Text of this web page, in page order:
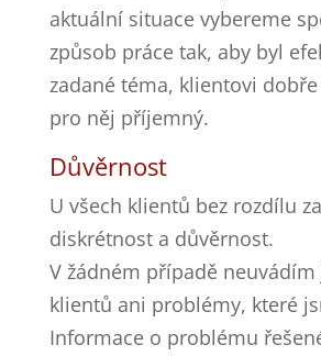
aktuální situace vybereme
způsob práce tak, aby byl
zadané téma, klientovi
pro něj příjemný.
Důvěrnost
U všech klientů bez rozdílu
diskrétnost a důvěrnost.
V žádném případě
klientů ani problémy, které
Informace o problému